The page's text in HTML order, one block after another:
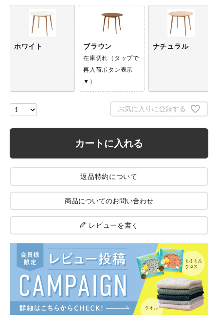
ホワイト ブラウン
在庫切れ（タップで
再入荷ボタン表示
▼）
ナチュラル
お気に入りに登録する
カートに入れる
返品特約について
商品についてのお問い合わせ
レビューを書く